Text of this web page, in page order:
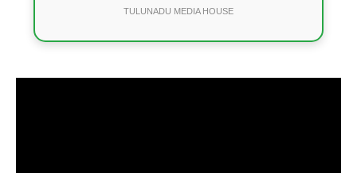
TULUNADU MEDIA HOUSE